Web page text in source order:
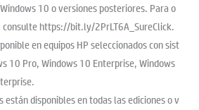
10 o versiones posteriores. Para o
https://bit.ly/2PrLT6A_SureClick.
en equipos HP seleccionados con sist
10 Pro, Windows 10 Enterprise, Windows
están disponibles en todas las ediciones o v